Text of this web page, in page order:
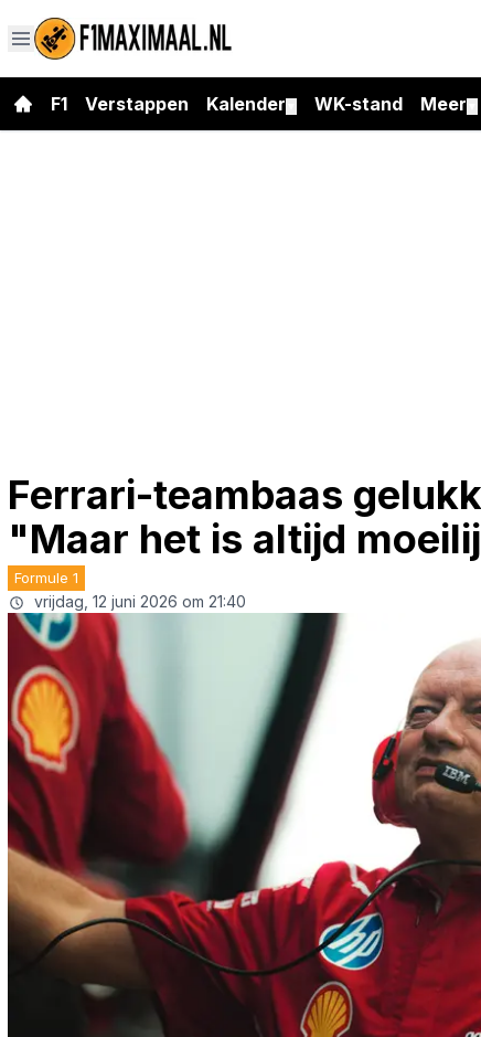
F1 Verstappen Kalender WK-stand Meer
Ferrari-teambaas
"Maar het is altijd
Formule 1
vrijdag, 12 juni 2026 om 21:40